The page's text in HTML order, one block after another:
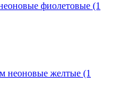
фиолетовые (1